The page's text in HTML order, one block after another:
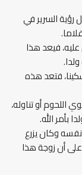
رؤية السرير في
فيعد هذا
فتعد هذه
أو تناوله،
بأمر الله.
وكان يزرع
أن زوجة هذا